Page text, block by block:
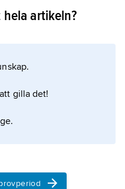
och
artikeln?
gilla det!